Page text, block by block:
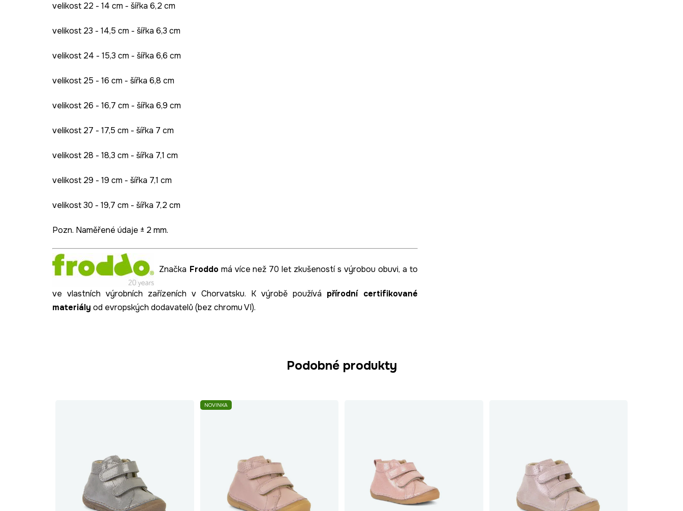
velikost 22 - 14 cm - šířka 6,2 cm
velikost 23 - 14,5 cm - šířka 6,3 cm
velikost 24 - 15,3 cm - šířka 6,6 cm
velikost 25 - 16 cm - šířka 6,8 cm
velikost 26 - 16,7 cm - šířka 6,9 cm
velikost 27 - 17,5 cm - šířka 7 cm
velikost 28 - 18,3 cm - šířka 7,1 cm
velikost 29 - 19 cm - šířka 7,1 cm
velikost 30 - 19,7 cm - šířka 7,2 cm
Pozn. Naměřené údaje ± 2 mm.
Značka Froddomá více než 70 let zkušeností s výrobou obuvi, a to
ve vlastních výrobních zařízeních v Chorvatsku. K výrobě používá přírodní certifikované
materiály od evropských dodavatelů (bez chromu VI).
Podobné produkty
NOVINKA